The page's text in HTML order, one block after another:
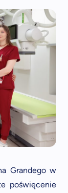
Grandego w
poświęcenie